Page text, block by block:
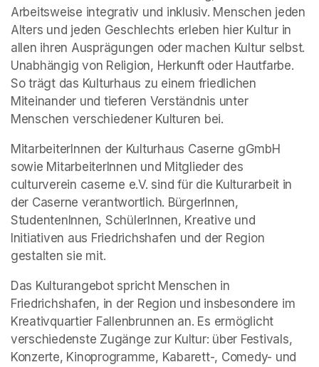
Arbeitsweise integrativ und inklusiv. Menschen jeden
Alters und jeden Geschlechts erleben hier Kultur in
allen ihren Ausprägungen oder machen Kultur selbst.
Unabhängig von Religion, Herkunft oder Hautfarbe.
So trägt das Kulturhaus zu einem friedlichen
Miteinander und tieferen Verständnis unter
Menschen verschiedener Kulturen bei.
MitarbeiterInnen der Kulturhaus Caserne gGmbH
sowie MitarbeiterInnen und Mitglieder des
culturverein caserne e.V. sind für die Kulturarbeit in
der Caserne verantwortlich. BürgerInnen,
StudentenInnen, SchülerInnen, Kreative und
Initiativen aus Friedrichshafen und der Region
gestalten sie mit.
Das Kulturangebot spricht Menschen in
Friedrichshafen, in der Region und insbesondere im
Kreativquartier Fallenbrunnen an. Es ermöglicht
verschiedenste Zugänge zur Kultur: über Festivals,
Konzerte, Kinoprogramme, Kabarett-, Comedy- und